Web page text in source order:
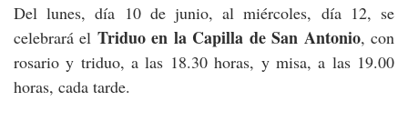
Del lunes, día 10 de junio, al miércoles, día 12, se
celebrará el Triduo en la Capilla de San Antonio, con
rosario y triduo, a las 18.30 horas, y misa, a las 19.00
horas, cada tarde.